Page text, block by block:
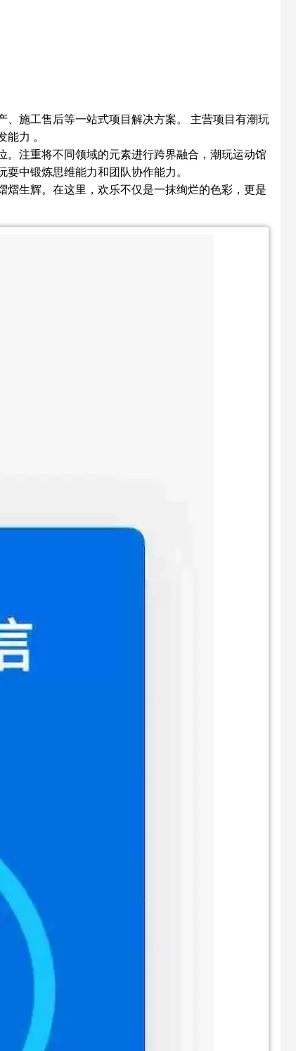
施工售后等一站式项目解决方案。 主营项目有潮玩
力 。
注重将不同领域的元素进行跨界融合，潮玩运动馆
中锻炼思维能力和团队协作能力。
生辉。在这里，欢乐不仅是一抹绚烂的色彩，更是